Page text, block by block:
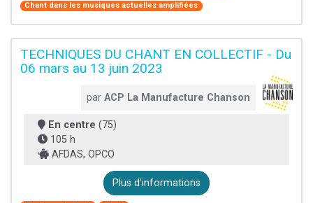
Chant dans les musiques actuelles amplifiées
TECHNIQUES DU CHANT EN COLLECTIF - Du
06 mars au 13 juin 2023
parACP La Manufacture Chanson
En centre (75)
105 h
AFDAS, OPCO
Plus d'informations